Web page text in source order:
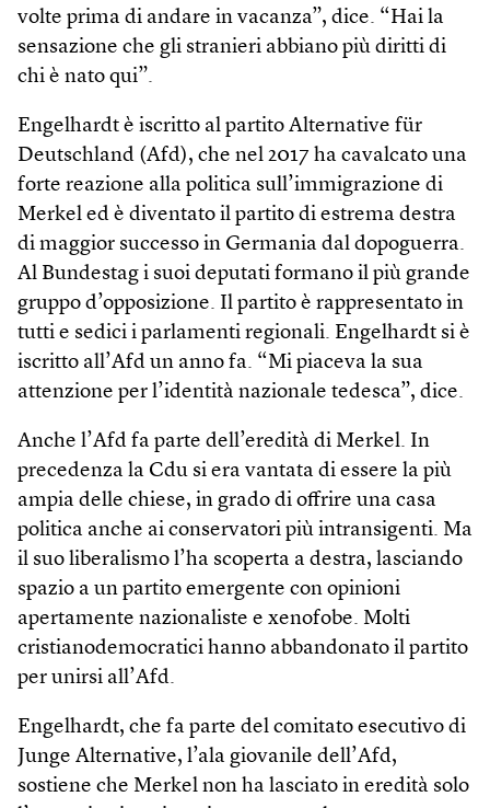
volte prima di andare in vacanza”, dice. “Hai la
sensazione che gli stranieri abbiano più diritti di
chi è nato qui”.
Engelhardt è iscritto al partito Alternative für
Deutschland (Afd), che nel 2017 ha cavalcato una
forte reazione alla politica sull’immigrazione di
Merkel ed è diventato il partito di estrema destra
di maggior successo in Germania dal dopoguerra.
Al Bundestag i suoi deputati formano il più grande
gruppo d’opposizione. Il partito è rappresentato in
tutti e sedici i parlamenti regionali. Engelhardt si è
iscritto all’Afd un anno fa. “Mi piaceva la sua
attenzione per l’identità nazionale tedesca”, dice.
Anche l’Afd fa parte dell’eredità di Merkel. In
precedenza la Cdu si era vantata di essere la più
ampia delle chiese, in grado di offrire una casa
politica anche ai conservatori più intransigenti. Ma
il suo liberalismo l’ha scoperta a destra, lasciando
spazio a un partito emergente con opinioni
apertamente nazionaliste e xenofobe. Molti
cristianodemocratici hanno abbandonato il partito
per unirsi all’Afd.
Engelhardt, che fa parte del comitato esecutivo di
Junge Alternative, l’ala giovanile dell’Afd,
sostiene che Merkel non ha lasciato in eredità solo